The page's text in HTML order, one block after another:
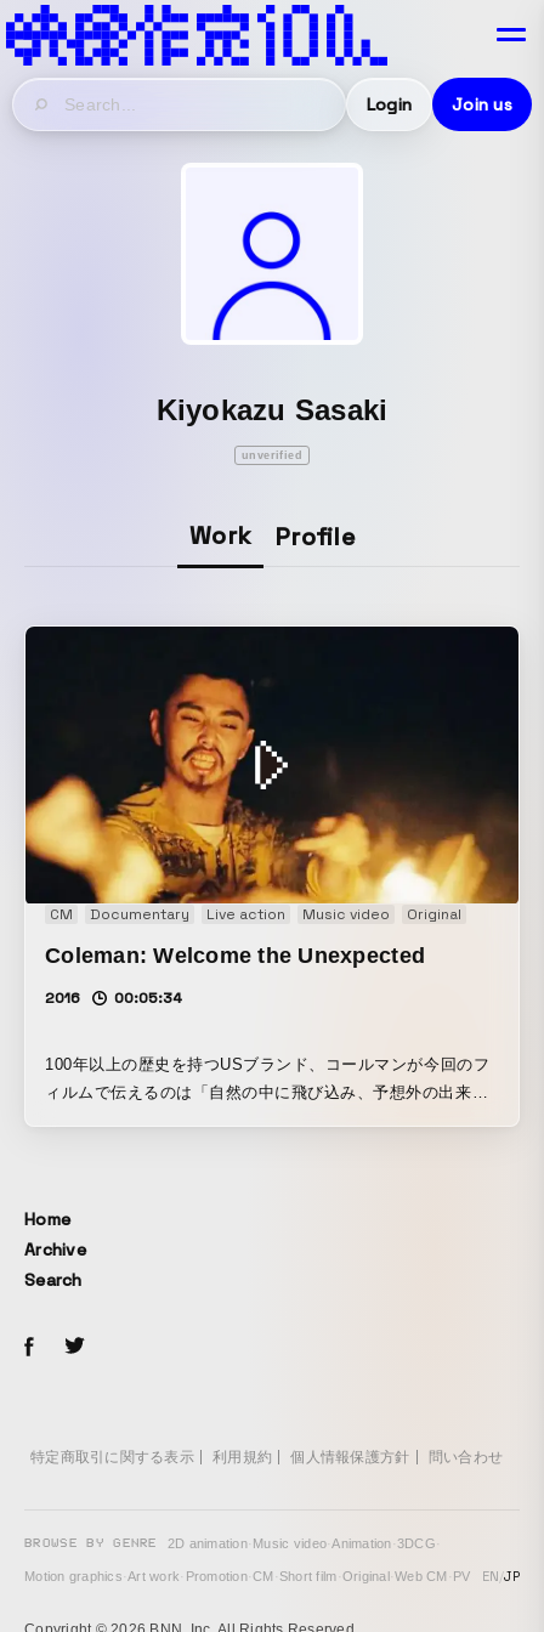
Login Join us
Kiyokazu Sasaki
unverified
Work Profile
CM Documentary Live action Music video Original
Coleman: Welcome the Unexpected
2016 00:05:34
100年以上の歴史を持つUSブランド、コールマンが今回のフ
ィルムで伝えるのは「自然の中に飛び込み、予想外の出来事
言葉を繋いで行く「サイファー」のシーン。（＊サイファー
とは、その場に集まったラッパーたちが、それぞれの言葉に
ションに近い言葉のアート。）予測不可能な大自然の中で、
代フリースタイラー「チプルソ」、そして天才ラッパーとし
を感じられる作品に仕上がった。映像監督には、「女子高生
忍者」「世界初かわいい味噌汁」ウェブムービーでも注目を
出になるアウトドアの魔法を、抜群のセンスとリアリティあ
Home
Archive
Search
特定商取引に関する表示 利用規約 個人情報保護方針 問い合わせ
BROWSE BY GENRE 2D animation· Music video·Animation·3DCG·
Motion graphics·Art work· Promotion·CM · Short film·Original ·Web CM · PV EN/JP